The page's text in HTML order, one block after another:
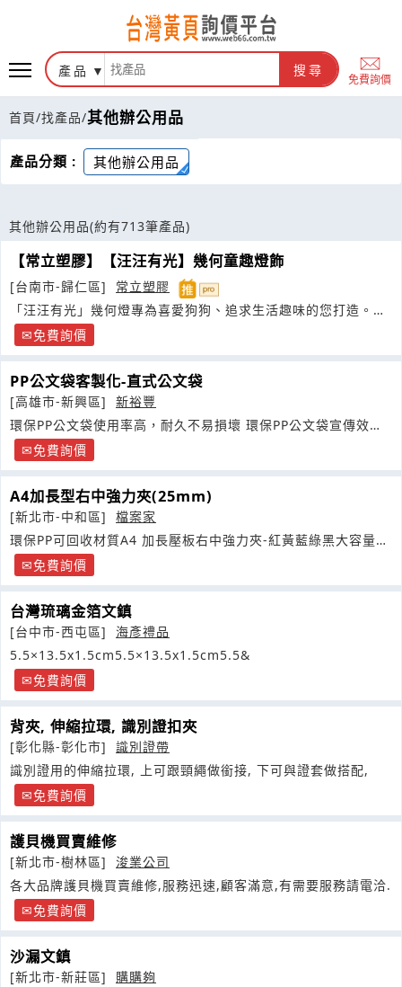
產品 搜尋
免費詢價
首頁/找產品/其他辦公用品
產品分類 : 其他辦公用品
其他辦公用品(約有713筆產品)
【常立塑膠】【汪汪有光】幾何童趣燈飾
[台南市-歸仁區]
常立塑膠
「汪汪有光」幾何燈專為喜愛狗狗、追求生活趣味的您打造。我
們用幾何美學捕捉毛孩可愛的靈魂線條
免費詢價
PP公文袋客製化-直式公文袋
[高雄市-新興區]
新裕豐
環保PP公文袋使用率高，耐久不易損壞 環保PP公文袋宣傳效果
持久免費詢價
A4加長型右中強力夾(25mm)
[新北市-中和區]
檔案家
環保PP可回收材質A4 加長壓板右中強力夾-紅黃藍綠黑大容量後
板夾免費詢價
台灣琉璃金箔文鎮
[台中市-西屯區]
海彥禮品
5.5×13.5x1.5cm5.5×13.5x1.5cm5.5&
免費詢價
背夾, 伸縮拉環, 識別證扣夾
[彰化縣-彰化市]
識別證帶
識別證用的伸縮拉環, 上可跟頸繩做銜接, 下可與證套做搭配,
免費詢價
護貝機買賣維修
[新北市-樹林區]
浚業公司
各大品牌護貝機買賣維修,服務迅速,顧客滿意,有需要服務請電洽.
免費詢價
沙漏文鎮
[新北市-新莊區]
購購夠